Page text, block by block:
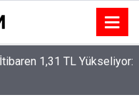
1,31 TL Yükseliyor:
Lakabını Kim
Cevabı Merak